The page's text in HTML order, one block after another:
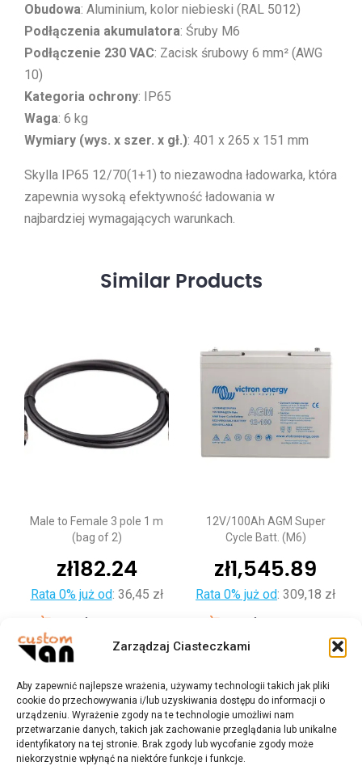
Zarządzaj Ciasteczkami
Aby zapewnić najlepsze wrażenia, używamy technologii takich jak pliki
cookie do przechowywania i/lub uzyskiwania dostępu do informacji o
urządzeniu. Wyrażenie zgody na te technologie umożliwi nam
przetwarzanie danych, takich jak zachowanie przeglądania lub unikalne
identyfikatory na tej stronie. Brak zgody lub wycofanie zgody może
niekorzystnie wpłynąć na niektóre funkcje i funkcje.
Obudowa: Aluminium, kolor niebieski (RAL 5012)
Podłączenia akumulatora: Śruby M6
Podłączenie 230 VAC: Zacisk śrubowy 6 mm² (AWG
10)
Kategoria ochrony: IP65
Waga: 6 kg
Wymiary (wys. x szer. x gł.): 401 x 265 x 151 mm
Skylla IP65 12/70(1+1) to niezawodna ładowarka, która
zapewnia wysoką efektywność ładowania w
najbardziej wymagających warunkach.
Similar Products
Male to Female 3 pole 1 m
(bag of 2)
zł182.24
Rata 0% już od: 36,45 zł
12V/100Ah AGM Super
Cycle Batt. (M6)
zł1,545.89
Rata 0% już od: 309,18 zł